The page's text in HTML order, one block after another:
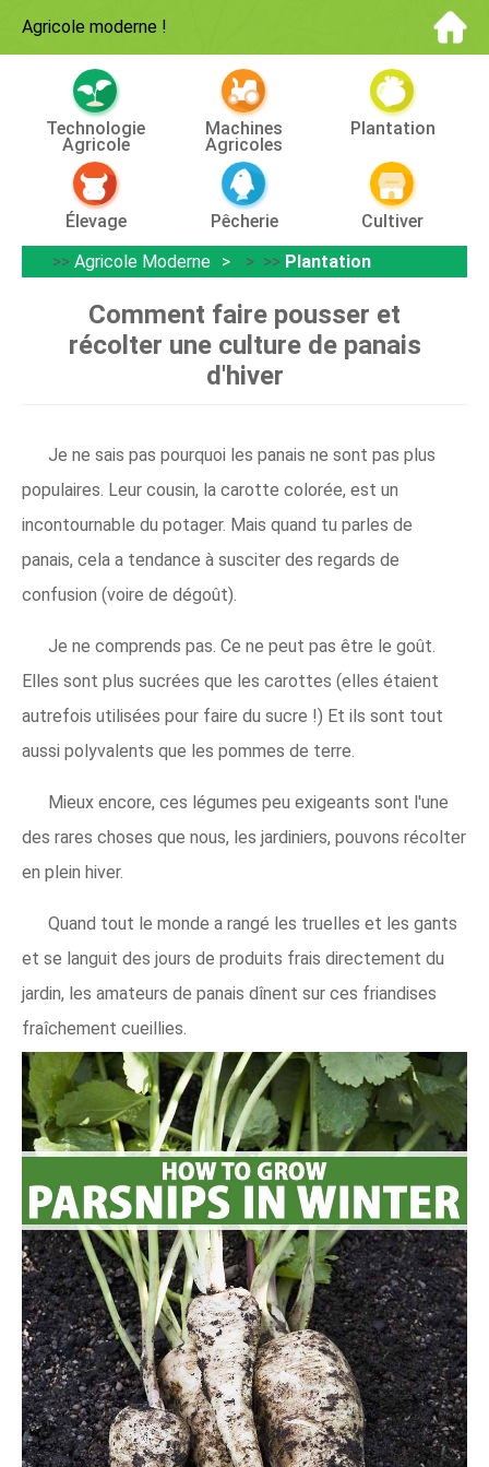
Agricole moderne !
Technologie
Agricole
Machines
Agricoles
Plantation
Élevage Pêcherie
Cultiver
>> Agricole Moderne > >> Plantation
Comment faire pousser et
récolter une culture de panais
d'hiver
Je ne sais pas pourquoi les panais ne sont pas plus
populaires. Leur cousin, la carotte colorée, est un
incontournable du potager. Mais quand tu parles de
panais, cela a tendance à susciter des regards de
confusion (voire de dégoût).
Je ne comprends pas. Ce ne peut pas être le goût.
Elles sont plus sucrées que les carottes (elles étaient
autrefois utilisées pour faire du sucre !) Et ils sont tout
aussi polyvalents que les pommes de terre.
Mieux encore, ces légumes peu exigeants sont l'une
des rares choses que nous, les jardiniers, pouvons récolter
en plein hiver.
Quand tout le monde a rangé les truelles et les gants
et se languit des jours de produits frais directement du
jardin, les amateurs de panais dînent sur ces friandises
fraîchement cueillies.